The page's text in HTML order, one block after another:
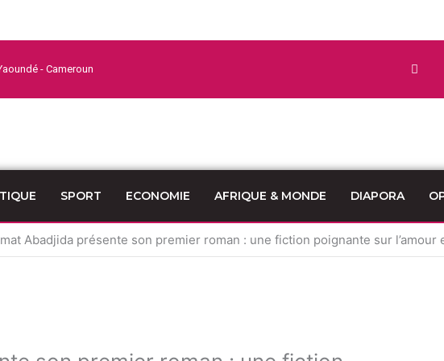
- Cameroun
SPORT ECONOMIE AFRIQUE & MONDE DIAPORA
Abadjida présente son premier roman : une fiction poignante sur l’amour